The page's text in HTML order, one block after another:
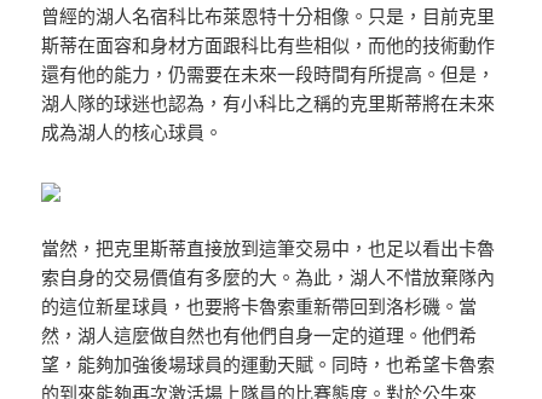
曾經的湖人名宿科比布萊恩特十分相像。只是，目前克里
斯蒂在面容和身材方面跟科比有些相似，而他的技術動作
還有他的能力，仍需要在未來一段時間有所提高。但是，
湖人隊的球迷也認為，有小科比之稱的克里斯蒂將在未來
成為湖人的核心球員。
當然，把克里斯蒂直接放到這筆交易中，也足以看出卡魯
索自身的交易價值有多麼的大。為此，湖人不惜放棄隊內
的這位新星球員，也要將卡魯索重新帶回到洛杉磯。當
然，湖人這麼做自然也有他們自身一定的道理。他們希
望，能夠加強後場球員的運動天賦。同時，也希望卡魯索
的到來能夠再次激活場上隊員的比賽態度。對於公牛來